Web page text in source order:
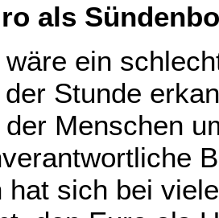
als
wäre ein
Stunde
Menschen
hat sich bei